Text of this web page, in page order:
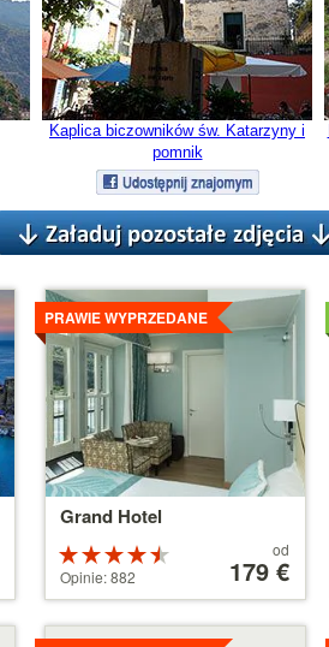
Kaplica biczowników św. Katarzyny i
pomnik
Grand Hotel
PRAWIE WYPRZEDANE
4.5 na 5
gwiazdek
Opinie: 882 179 €
od
179 €
Szczegóły
Szczegóły